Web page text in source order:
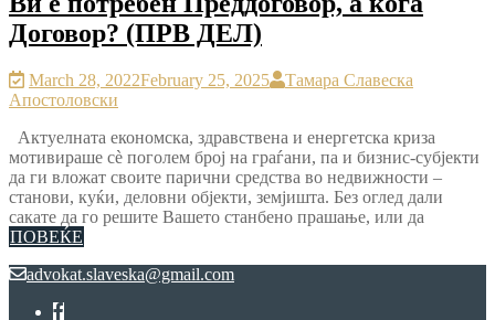
Договор? (ПРВ ДЕЛ)
March 28, 2022February 25, 2025
Тамара Славеска
Апостоловски
Актуелната економска, здравствена и енергетска криза
мотивираше сѐ поголем број на граѓани, па и бизнис-субјекти
да ги вложат своите парични средства во недвижности –
станови, куќи, деловни објекти, земјишта. Без оглед дали
сакате да го решите Вашето станбено прашање, или да
ПОВЕЌЕ
advokat.slaveska@gmail.com